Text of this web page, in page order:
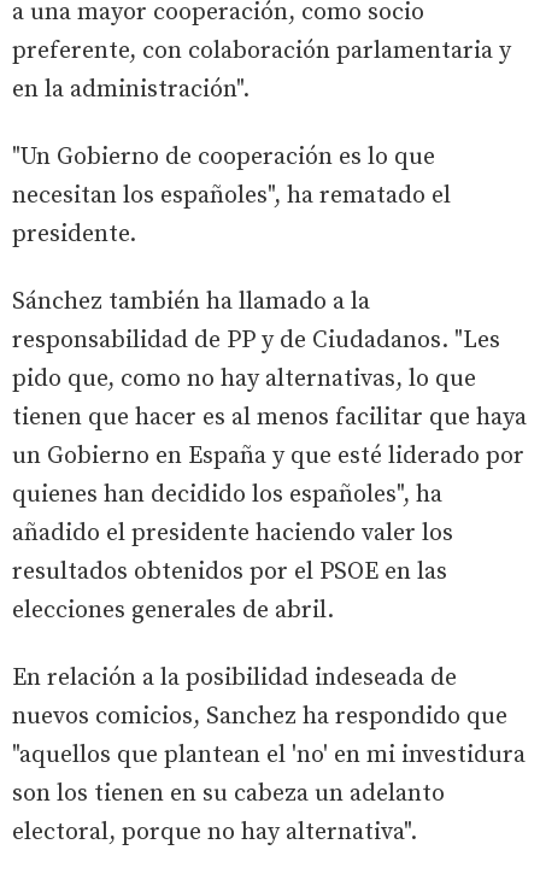
a una mayor cooperación, como socio
preferente, con colaboración parlamentaria y
en la administración".
"Un Gobierno de cooperación es lo que
necesitan los españoles", ha rematado el
presidente.
Sánchez también ha llamado a la
responsabilidad de PP y de Ciudadanos. "Les
pido que, como no hay alternativas, lo que
tienen que hacer es al menos facilitar que haya
un Gobierno en España y que esté liderado por
quienes han decidido los españoles", ha
añadido el presidente haciendo valer los
resultados obtenidos por el PSOE en las
elecciones generales de abril.
En relación a la posibilidad indeseada de
nuevos comicios, Sanchez ha respondido que
"aquellos que plantean el 'no' en mi investidura
son los tienen en su cabeza un adelanto
electoral, porque no hay alternativa".